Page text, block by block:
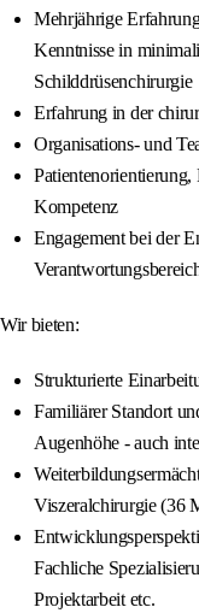
Mehrjährige
Kenntnisse in
Schilddrüsenchirurgie
Erfahrung in der
Organisations- und
Kompetenz
Engagement bei der
Wir bieten:
Strukturierte
Familiärer Standort
Augenhöhe - auch
Viszeralchirurgie (36
Fachliche
Projektarbeit etc.